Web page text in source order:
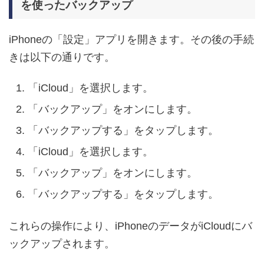
を使ったバックアップ
iPhoneの「設定」アプリを開きます。その後の手続
きは以下の通りです。
「iCloud」を選択します。
「バックアップ」をオンにします。
「バックアップする」をタップします。
「iCloud」を選択します。
「バックアップ」をオンにします。
「バックアップする」をタップします。
これらの操作により、iPhoneのデータがiCloudにバ
ックアップされます。